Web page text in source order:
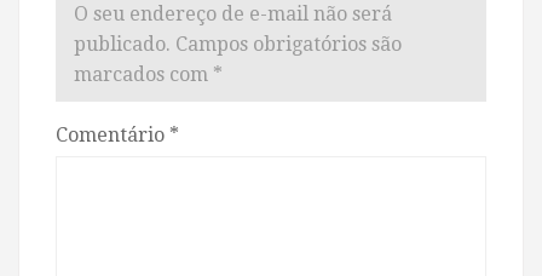
O seu endereço de e-mail não será
publicado. Campos obrigatórios são
marcados com *
Comentário *